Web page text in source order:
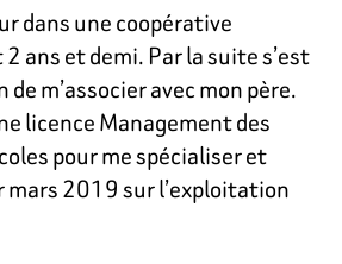
dans une coopérative
ans et demi. Par la suite s’est
m’associer avec mon père.
licence Management des
pour me spécialiser et
mars 2019 sur l’exploitation